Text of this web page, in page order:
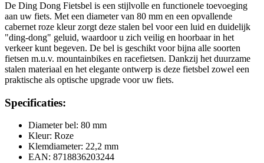
De Ding Dong Fietsbel is een stijlvolle en functionele toevoeging
aan uw fiets. Met een diameter van 80 mm en een opvallende
cabernet roze kleur zorgt deze stalen bel voor een luid en duidelijk
"ding-dong" geluid, waardoor u zich veilig en hoorbaar in het
verkeer kunt begeven. De bel is geschikt voor bijna alle soorten
fietsen m.u.v. mountainbikes en racefietsen. Dankzij het duurzame
stalen materiaal en het elegante ontwerp is deze fietsbel zowel een
praktische als optische upgrade voor uw fiets.
Specificaties:
Diameter bel: 80 mm
Kleur: Roze
Klemdiameter: 22,2 mm
EAN: 8718836203244